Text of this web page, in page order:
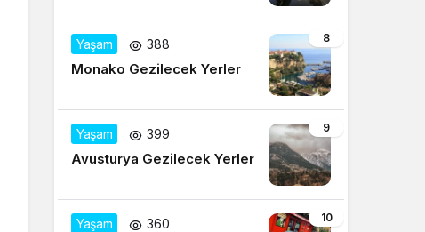
8
Yaşam 388
Monako Gezilecek Yerler
9
Yaşam 399
Avusturya Gezilecek Yerler
10
Yaşam 360